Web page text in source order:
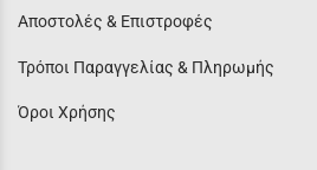
Αποστολές & Επιστροφές
Τρόποι Παραγγελίας & Πληρωμής
Όροι Χρήσης